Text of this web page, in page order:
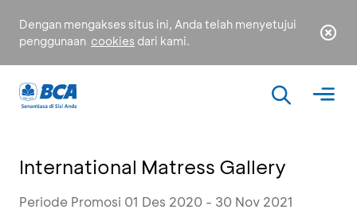
Dengan mengakses situs ini, Anda telah menyetujui
penggunaan cookies dari kami.
International Matress Gallery
Periode Promosi 01 Des 2020 - 30 Nov 2021